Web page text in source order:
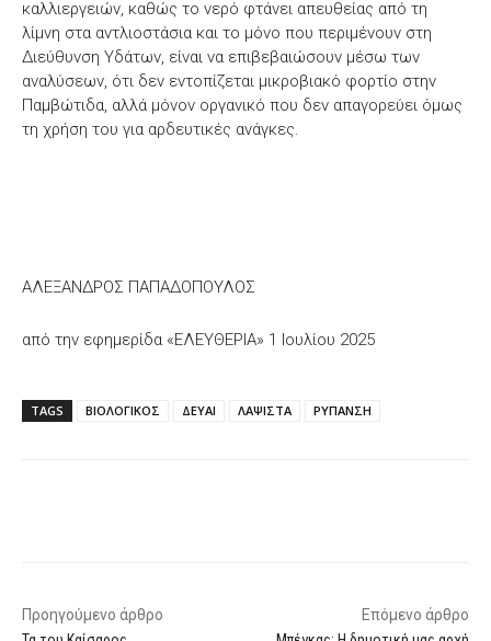
καλλιεργειών, καθώς το νερό φτάνει απευθείας από τη
λίμνη στα αντλιοστάσια και το μόνο που περιμένουν στη
Διεύθυνση Υδάτων, είναι να επιβεβαιώσουν μέσω των
αναλύσεων, ότι δεν εντοπίζεται μικροβιακό φορτίο στην
Παμβώτιδα, αλλά μόνον οργανικό που δεν απαγορεύει όμως
τη χρήση του για αρδευτικές ανάγκες.
ΑΛΕΞΑΝΔΡΟΣ ΠΑΠΑΔΟΠΟΥΛΟΣ
από την εφημερίδα «ΕΛΕΥΘΕΡΙΑ» 1 Ιουλίου 2025
TAGS ΒΙΟΛΟΓΙΚΟΣ ΔΕΥΑΙ ΛΑΨΙΣΤΑ ΡΥΠΑΝΣΗ
Προηγούμενο άρθρο
Επόμενο άρθρο